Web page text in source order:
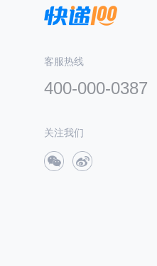
客服热线
400-000-0387
关注我们